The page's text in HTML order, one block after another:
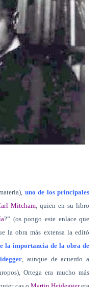
uno de los principales
Mitcham, quien en su libro
?” (os pongo este enlace que
la obra más extensa la editó
la importancia de la obra de
, aunque de acuerdo a
Ortega era mucho más